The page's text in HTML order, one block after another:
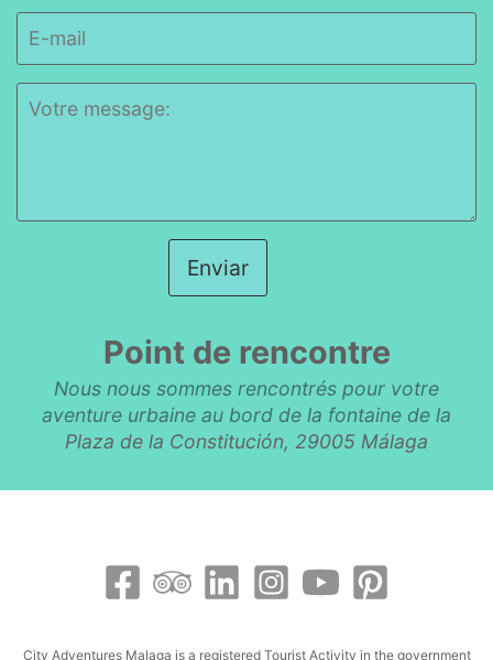
Enviar
Point de rencontre
Nous nous sommes rencontrés pour votre
aventure urbaine au bord de la fontaine de la
Plaza de la Constitución, 29005 Málaga
City Adventures Malaga is a registered Tourist Activity in the government